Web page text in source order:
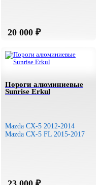
Пороги алюминиевые
Sunrise Erkul
Mazda CX-5 2012-2014
Mazda CX-5 FL 2015-2017